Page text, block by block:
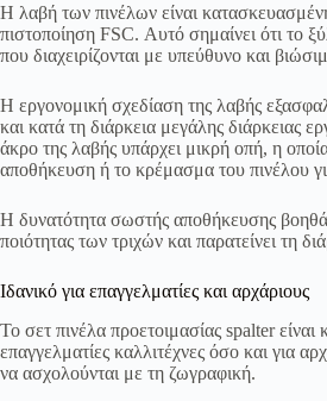
Η λαβή των πινέλων είναι
πιστοποίηση FSC. Αυτό σημαίνει ότι το
που διαχειρίζονται με υπεύθυνο και
Η εργονομική σχεδίαση της λαβής
και κατά τη διάρκεια μεγάλης διάρκειας
άκρο της λαβής υπάρχει μικρή οπή, η
αποθήκευση ή το κρέμασμα του πινέλου
Η δυνατότητα σωστής αποθήκευσης
ποιότητας των τριχών και παρατείνει τη
Ιδανικό για επαγγελματίες και αρχάριους
Το σετ πινέλα προετοιμασίας spalter είναι
επαγγελματίες καλλιτέχνες όσο και για
να ασχολούνται με τη ζωγραφική.